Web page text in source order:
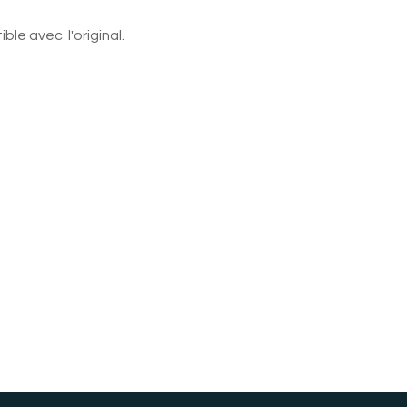
avec l'original.